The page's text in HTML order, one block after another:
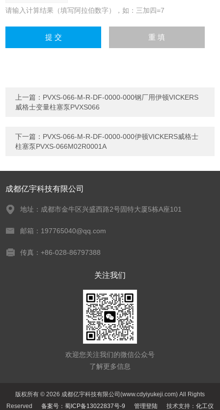
请输入计算结果（填写阿拉伯数字），如：三加四=7
上一篇： PVXS-066-M-R-DF-0000-000钢厂用伊顿VICKERS
威格士变量柱塞泵PVXS066
下一篇： PVXS-066-M-R-DF-0000-000伊顿VICKERS威格士
柱塞泵PVXS-066M02R0001A
成都亿宇科技有限公司
地址：成都市金牛区兴盛西路2号固特大厦5栋A座101
邮箱：197765040@qq.com
传真：+86-028-86797388
关注我们
欢迎您关注我们的微信公众号
了解更多信息
版权所有 © 2026 成都亿宇科技有限公司(www.cdyiyukeji.com) All Rights
Reserved 备案号：蜀ICP备13022837号-9 管理登陆 技术支持： 化工仪